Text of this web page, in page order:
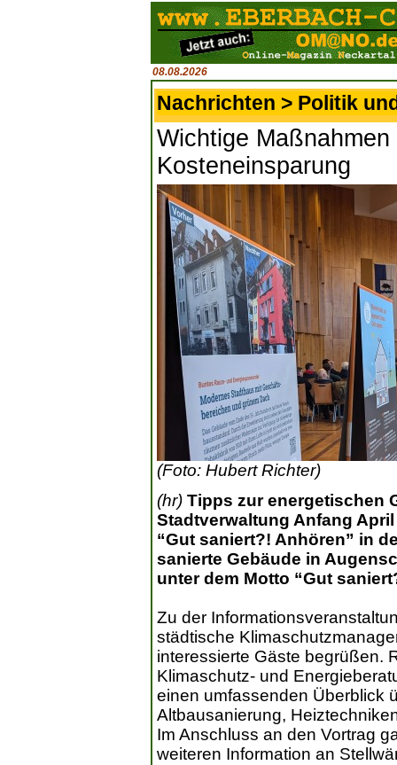
08.08.2026
Nachrichten > Politik
Wichtige
Kosteneinsparung
(Foto: Hubert Richter)
(hr) Tipps zur energetischen
Stadtverwaltung Anfang
“Gut saniert?! Anhören” in
sanierte Gebäude in
unter dem Motto “Gut
Zu der
städtische
interessierte Gäste begrüßen.
Klimaschutz- und
einen umfassenden Überblick
Altbausanierung,
Im Anschluss an den Vortrag
weiteren Information an